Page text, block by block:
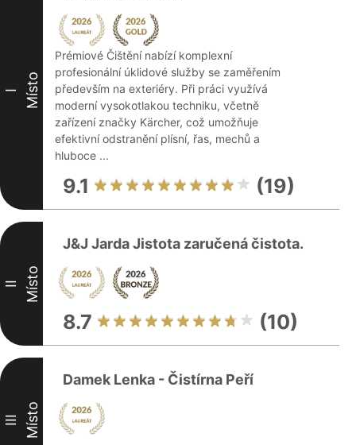
I Místo
Prémiové Čištění nabízí komplexní
profesionální úklidové služby se zaměřením
především na exteriéry. Při práci využívá
moderní vysokotlakou techniku, včetně
zařízení značky Kärcher, což umožňuje
efektivní odstranění plísní, řas, mechů a
hluboce ...
9.1 (19)
II Místo
J&J Jarda Jistota zaručená čistota.
8.7 (10)
III Místo
Damek Lenka - Čistírna Peří